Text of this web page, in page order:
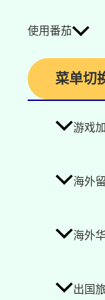
使用番茄
菜单切
游戏
海外
海外
出国